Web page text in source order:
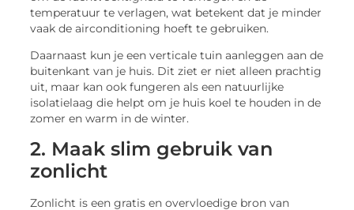
temperatuur te verlagen, wat betekent dat je minder
vaak de airconditioning hoeft te gebruiken.
Daarnaast kun je een verticale tuin aanleggen aan de
buitenkant van je huis. Dit ziet er niet alleen prachtig
uit, maar kan ook fungeren als een natuurlijke
isolatielaag die helpt om je huis koel te houden in de
zomer en warm in de winter.
2. Maak slim gebruik van
zonlicht
Zonlicht is een gratis en overvloedige bron van